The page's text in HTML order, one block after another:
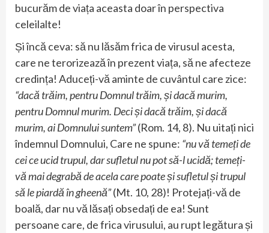
bucurăm de viața aceasta doar în perspectiva
celeilalte!
Și încă ceva: să nu lăsăm frica de virusul acesta,
care ne terorizează în prezent viața, să ne afecteze
credința! Aduceți-vă aminte de cuvântul care zice:
“dacă trăim, pentru Domnul trăim, și dacă murim,
pentru Domnul murim. Deci și dacă trăim, și dacă
murim, ai Domnului suntem”(Rom. 14, 8). Nu uitați nici
îndemnul Domnului, Care ne spune: “nu vă temeți de
cei ce ucid trupul, dar sufletul nu pot să-l ucidă; temeți-
vă mai degrabă de acela care poate și sufletul și trupul
să le piardă în gheenă”(Mt. 10, 28)! Protejați-vă de
boală, dar nu vă lăsați obsedați de ea! Sunt
persoane care, de frica virusului, au rupt legătura și